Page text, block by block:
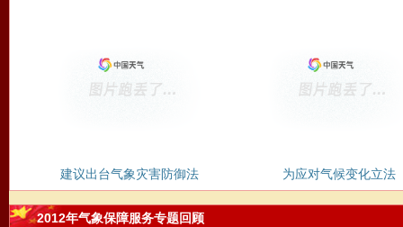
建议出台气象灾害防御法 为应对气候变化立法
2012年气象保障服务专题回顾